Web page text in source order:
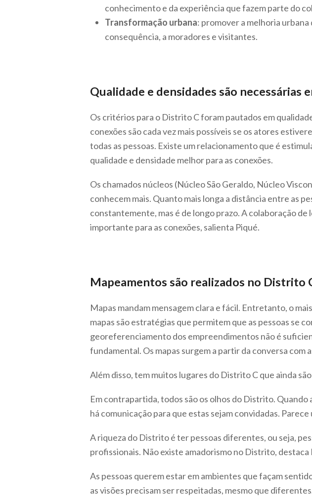
conhecimento e da experiência que fazem parte do
Transformação urbana: promover a melhoria
consequência, a moradores e visitantes.
Qualidade e densidades são necessárias
Os critérios para o Distrito C foram pautados em
conexões são cada vez mais possíveis se os atores
todas as pessoas. Existe um relacionamento que é
qualidade e densidade melhor para as conexões.
Os chamados núcleos (Núcleo São Geraldo, Núcleo
conhecem mais. Quanto mais longa a distância entre as
constantemente, mas é de longo prazo. A colaboração
importante para as conexões, salienta Piqué.
Mapeamentos são realizados no Distrito
Mapas mandam mensagem clara e fácil. Entretanto, o
mapas são estratégias que permitem que as pessoas se
georeferenciamento dos empreendimentos não é
fundamental. Os mapas surgem a partir da conversa com
Além disso, tem muitos lugares do Distrito C que ainda
Em contrapartida, todos são os olhos do Distrito.
há comunicação para que estas sejam convidadas.
A riqueza do Distrito é ter pessoas diferentes, ou seja,
profissionais. Não existe amadorismo no Distrito, destaca
As pessoas querem estar em ambientes que façam
as visões precisam ser respeitadas, mesmo que